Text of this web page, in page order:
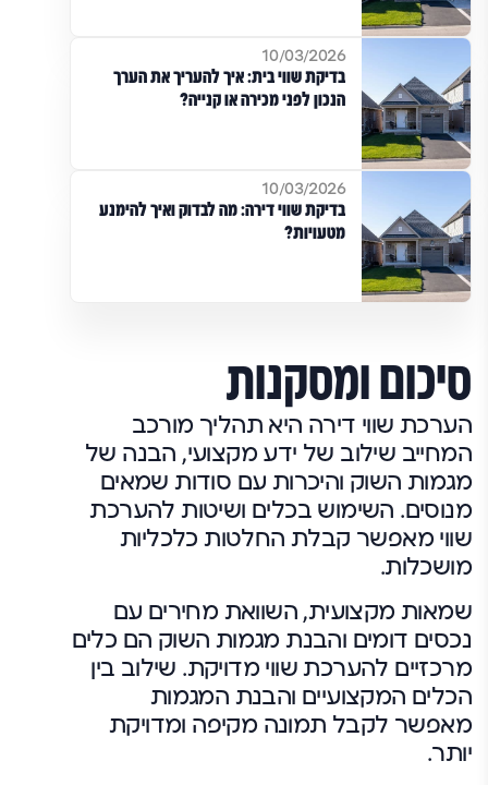
10/03/2026
בדיקת שווי בית: איך להעריך את הערך
הנכון לפני מכירה או קנייה?
10/03/2026
בדיקת שווי דירה: מה לבדוק ואיך להימנע
מטעויות?
סיכום ומסקנות
הערכת שווי דירה היא תהליך מורכב
המחייב שילוב של ידע מקצועי, הבנה של
מגמות השוק והיכרות עם סודות שמאים
מנוסים. השימוש בכלים ושיטות להערכת
שווי מאפשר קבלת החלטות כלכליות
מושכלות.
שמאות מקצועית, השוואת מחירים עם
נכסים דומים והבנת מגמות השוק הם כלים
מרכזיים להערכת שווי מדויקת. שילוב בין
הכלים המקצועיים והבנת המגמות
מאפשר לקבל תמונה מקיפה ומדויקת
יותר.